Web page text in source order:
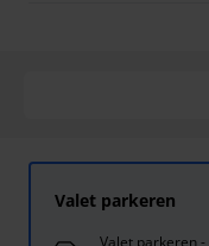
Valet parkeren